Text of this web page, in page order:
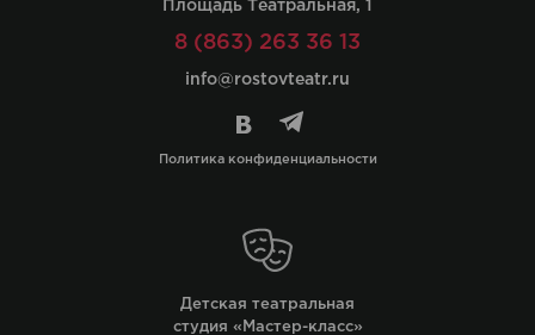
Площадь Театральная, 1
8 (863) 263 36 13
info@rostovteatr.ru
Политика конфиденциальности
Детская театральная
студия «Мастер-класс»